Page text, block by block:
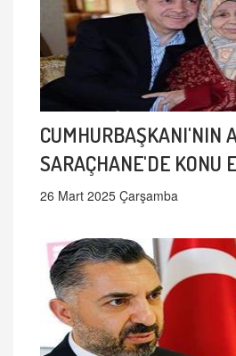
CUMHURBAŞKANI'NIN
SARAÇHANE'DE KONU
26 Mart 2025 Çarşamba